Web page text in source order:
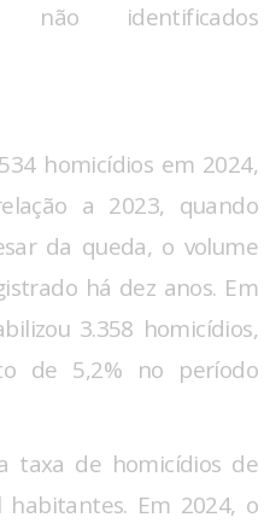
não identificados
homicídios em 2024,
a 2023, quando
da queda, o volume
há dez anos. Em
3.358 homicídios,
de 5,2% no período
taxa de homicídios de
Em 2024, o